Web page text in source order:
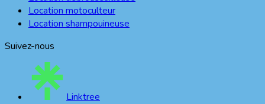
Location motoculteur
Location shampouineuse
Suivez-nous
Linktree